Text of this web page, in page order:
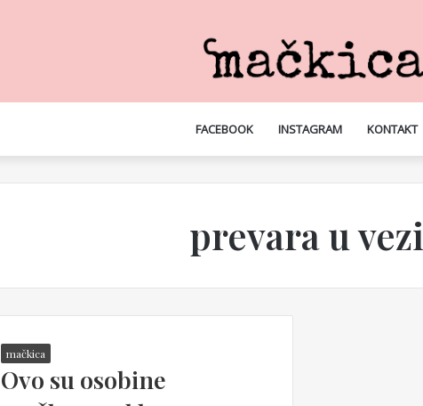
FACEBOOK INSTAGRAM KONTAKT
prevara u vezi
mačkica
Ovo su osobine